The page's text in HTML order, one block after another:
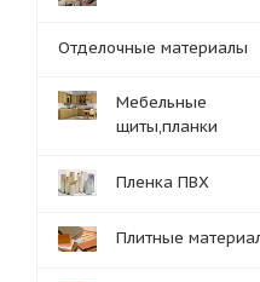
Отделочные материалы
Мебельные
щиты,планки
Пленка ПВХ
Плитные